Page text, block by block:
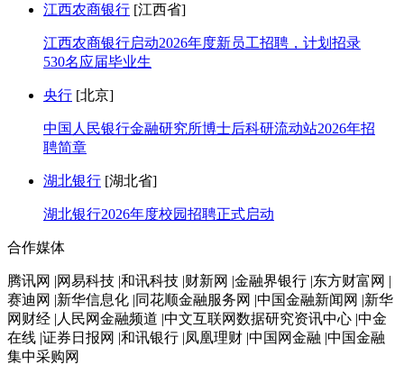
江西农商银行 [江西省]
江西农商银行启动2026年度新员工招聘，计划招录
530名应届毕业生
央行 [北京]
中国人民银行金融研究所博士后科研流动站2026年招
聘简章
湖北银行 [湖北省]
湖北银行2026年度校园招聘正式启动
合作媒体
腾讯网 |网易科技 |和讯科技 |财新网 |金融界银行 |东方财富网 |
赛迪网 |新华信息化 |同花顺金融服务网 |中国金融新闻网 |新华
网财经 |人民网金融频道 |中文互联网数据研究资讯中心 |中金
在线 |证券日报网 |和讯银行 |凤凰理财 |中国网金融 |中国金融
集中采购网